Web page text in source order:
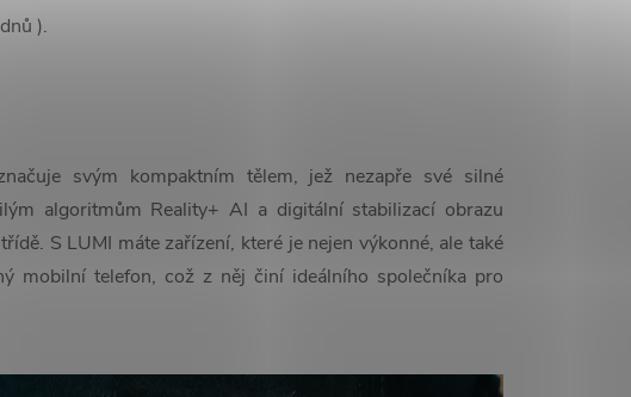
).
svým kompaktním tělem, jež nezapře své silné
algoritmům Reality+ AI a digitální stabilizací obrazu
S LUMI máte zařízení, které je nejen výkonné, ale také
mobilní telefon, což z něj činí ideálního společníka pro